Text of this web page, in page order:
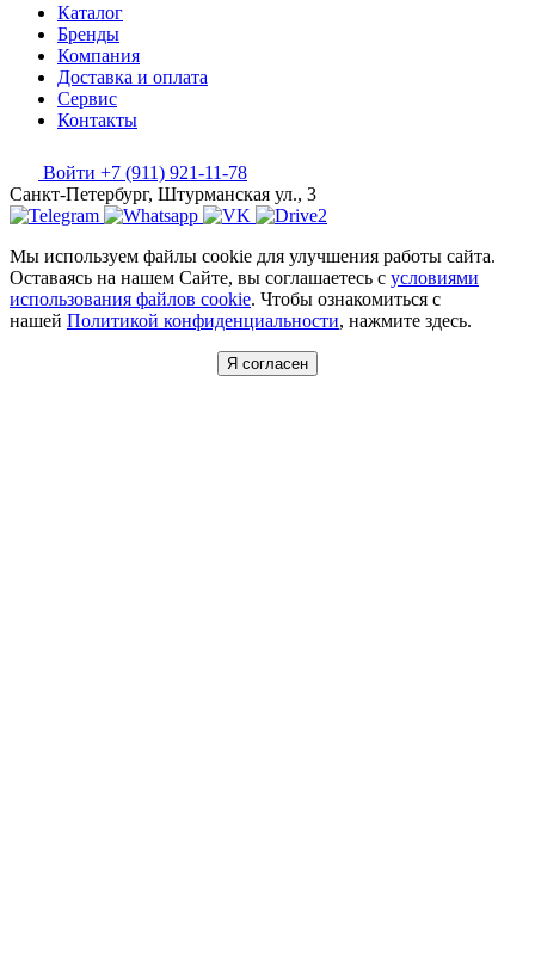
Каталог
Бренды
Компания
Доставка и оплата
Сервис
Контакты
Войти +7 (911) 921-11-78
Санкт-Петербург, Штурманская ул., 3
Мы используем файлы cookie для улучшения работы сайта.
Оставаясь на нашем Сайте, вы соглашаетесь с условиями
использования файлов cookie. Чтобы ознакомиться с
нашей Политикой конфиденциальности, нажмите здесь.
Я согласен